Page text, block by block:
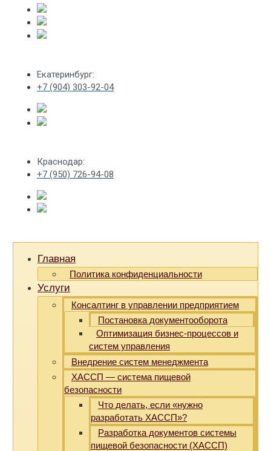
Екатеринбург:
+7 (904) 303-92-04
Краснодар:
+7 (950) 726-94-08
Главная
Политика конфиденциальности
Услуги
Консалтинг в управлении предприятием
Постановка документооборота
Оптимизация бизнес-процессов и
систем управления
Внедрение систем менеджмента
ХАССП — система пищевой
безопасности
Что делать, если «нужно
разработать ХАССП»?
Разработка документов системы
пищевой безопасности (ХАССП)